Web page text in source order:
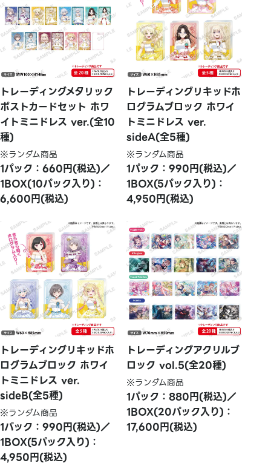
トレーディングメタリック
ポストカードセット ホワ
イトミニドレス ver.(全10
種)
※ランダム商品
1パック：660円(税込)／
1BOX(10パック入り)：
6,600円(税込)
トレーディングリキッドホ
ログラムブロック ホワイ
トミニドレス ver.
sideA(全5種)
※ランダム商品
1パック：990円(税込)／
1BOX(5パック入り)：
4,950円(税込)
トレーディングリキッドホ
ログラムブロック ホワイ
トミニドレス ver.
sideB(全5種)
※ランダム商品
1パック：990円(税込)／
1BOX(5パック入り)：
4,950円(税込)
トレーディングアクリルブ
ロック vol.5(全20種)
※ランダム商品
1パック：880円(税込)／
1BOX(20パック入り)：
17,600円(税込)